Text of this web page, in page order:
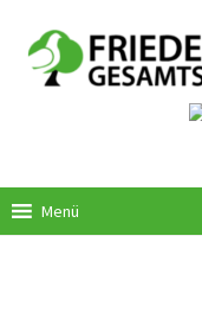
Inhalt
Menü